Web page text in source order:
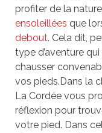
profiter de la
ensoleillées que
debout. Cela dit,
type d’aventure
chausser
vos pieds.Dans la
La Cordée vous
réflexion pour
votre pied. Dans